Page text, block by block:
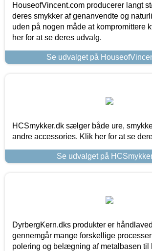
HouseofVincent.com producerer langt
deres smykker af genanvendte og
uden på nogen måde at kompromittere
her for at se deres udvalg.
Se udvalget på
HCSmykker.dk sælger både ure,
andre accessories. Klik her for at se
Se udvalget på
DyrbergKern.dks produkter er
gennemgår mange forskellige
polering og belægning af metalbasen til